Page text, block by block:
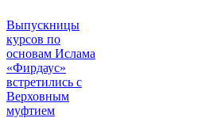
Выпускницы
курсов по
основам Ислама
«Фирдаус»
встретились с
Верховным
муфтием